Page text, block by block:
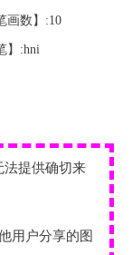
画数】:10
】:hni
法提供确切来
用户分享的图